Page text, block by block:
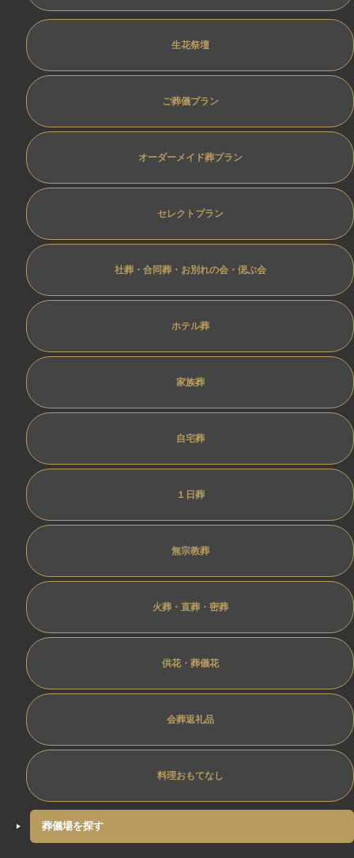
生花祭壇
ご葬儀プラン
オーダーメイド葬プラン
セレクトプラン
社葬・合同葬・お別れの会・偲ぶ会
ホテル葬
家族葬
自宅葬
１日葬
無宗教葬
火葬・直葬・密葬
供花・葬儀花
会葬返礼品
料理おもてなし
葬儀場を探す